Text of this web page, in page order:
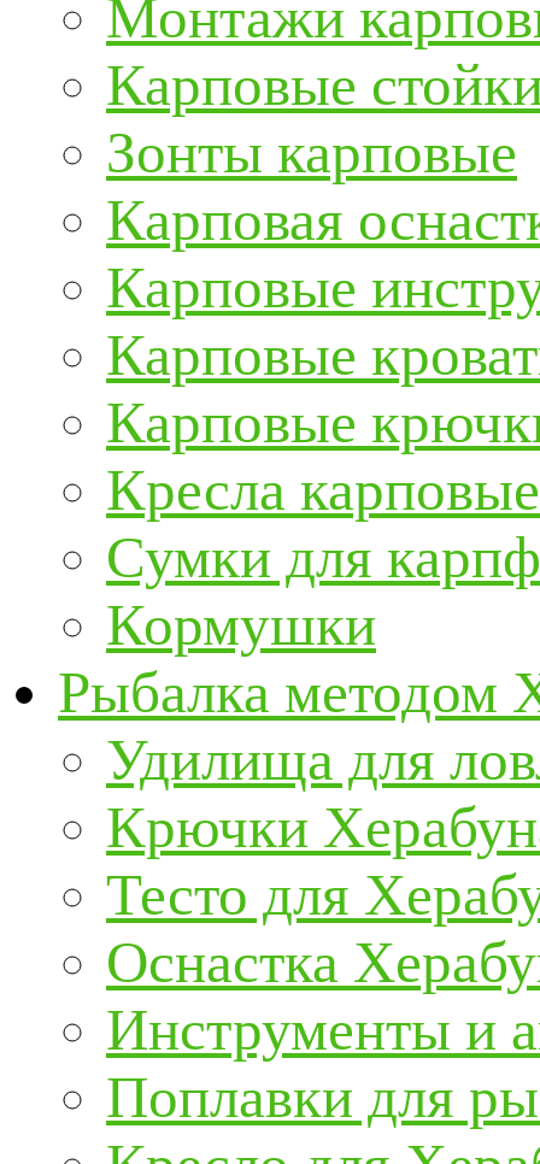
Монтажи
Карповые
Зонты карповые
Карповая
Карповые
Карповые
Карповые
Кресла карповые
Сумки для
Кормушки
Рыбалка методом
Удилища для
Крючки
Тесто для
Оснастка
Инструменты и
Поплавки для